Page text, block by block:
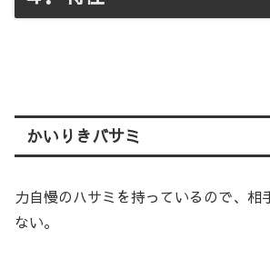
かいりきバサミ
力自慢のハサミを持っているので、相
ない。